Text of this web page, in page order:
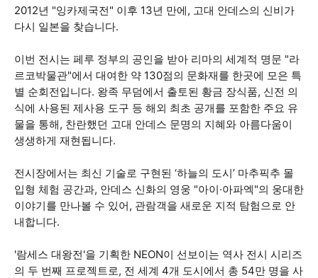
2012년 "잉카제국전" 이후 13년 만에, 고대 안데스의 신비가
다시 일본을 찾습니다.
이번 전시는 페루 정부의 공인을 받아 리마의 세계적 명문 "라
르코박물관"에서 대여한 약 130점의 문화재를 한곳에 모은 특
별 순회전입니다. 왕족 무덤에서 출토된 황금 장식품, 신전 의
식에 사용된 제사용 도구 등 해외 최초 공개를 포함한 주요 유
물을 통해, 찬란했던 고대 안데스 문명의 지혜와 아름다움이
생생하게 재현됩니다.
전시장에서는 최신 기술로 구현된 ‘하늘의 도시’ 마추픽추 몰
입형 체험 공간과, 안데스 신화의 영웅 "아이·아파엑"의 웅대한
이야기를 만나볼 수 있어, 관람객을 새로운 지적 탐험으로 안
내합니다.
'람세스 대왕전'을 기획한 NEON이 선보이는 역사 전시 시리즈
의 두 번째 프로젝트로, 전 세계 4개 도시에서 총 54만 명을 사